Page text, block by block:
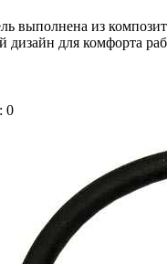
выполнена из
дизайн для комфорта
0